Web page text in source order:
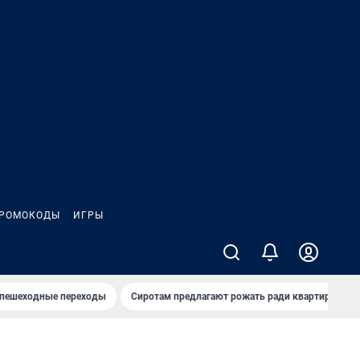
ИГРЫ
переходы Сиротам предлагают рожать ради квартиры